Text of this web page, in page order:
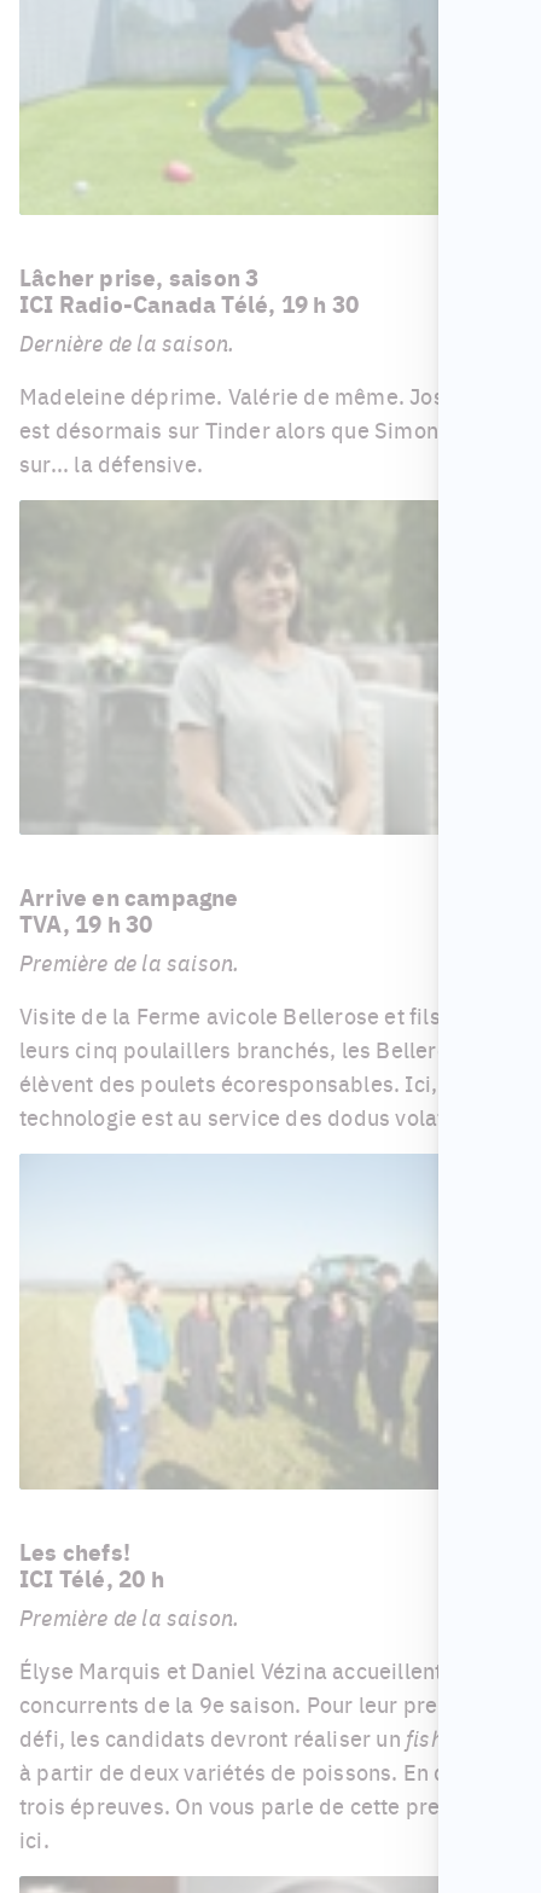
Lâcher prise, saison 3
ICI Radio-Canada Télé, 19 h 30
Dernière de la saison.
Madeleine déprime. Valérie de même. Josiane
est désormais sur Tinder alors que Simon est
sur... la défensive.
Arrive en campagne
TVA, 19 h 30
Première de la saison.
Visite de la Ferme avicole Bellerose et fils. Dans
leurs cinq poulaillers branchés, les Bellerose
élèvent des poulets écoresponsables. Ici, la
technologie est au service des dodus volatiles.
Les chefs!
ICI Télé, 20 h
Première de la saison.
Élyse Marquis et Daniel Vézina accueillent les 13
concurrents de la 9e saison. Pour leur premier
défi, les candidats devront réaliser un fish'n chips
à partir de deux variétés de poissons. En duel,
trois épreuves. On vous parle de cette première
ici.